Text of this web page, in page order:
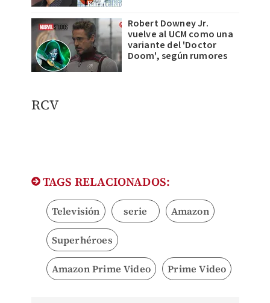
Robert Downey Jr.
vuelve al UCM como una
variante del 'Doctor
Doom', según rumores
RCV​
TAGS RELACIONADOS:
Televisión serie Amazon
Superhéroes
Amazon Prime Video Prime Video